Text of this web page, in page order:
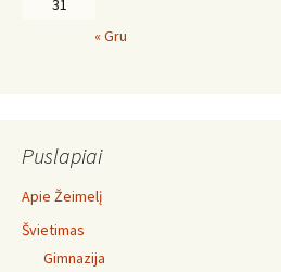
31
« Gru
Puslapiai
Apie Žeimelį
Švietimas
Gimnazija